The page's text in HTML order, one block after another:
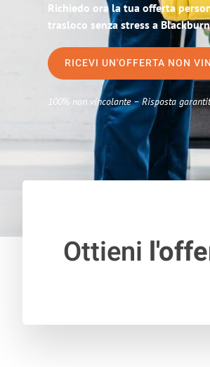
Richiedo ora la tua offerta
trasloco senza stress a Blackburn
RICEVI UN'OFFERTA NON
100% non vincolante – Risposta
Ottieni